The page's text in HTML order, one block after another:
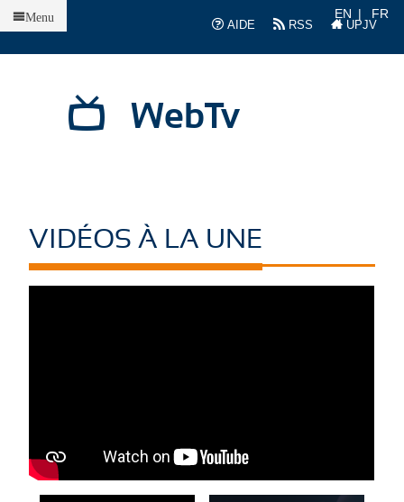
AIDE
RSS UPJV
EN FR
WebTv
Menu
VIDÉOS À LA UNE